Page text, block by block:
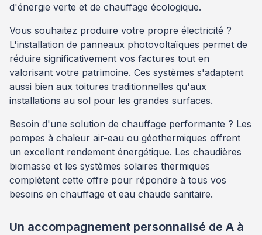
d'énergie verte et de chauffage écologique.
Vous souhaitez produire votre propre électricité ?
L'installation de panneaux photovoltaïques permet de
réduire significativement vos factures tout en
valorisant votre patrimoine. Ces systèmes s'adaptent
aussi bien aux toitures traditionnelles qu'aux
installations au sol pour les grandes surfaces.
Besoin d'une solution de chauffage performante ? Les
pompes à chaleur air-eau ou géothermiques offrent
un excellent rendement énergétique. Les chaudières
biomasse et les systèmes solaires thermiques
complètent cette offre pour répondre à tous vos
besoins en chauffage et eau chaude sanitaire.
Un accompagnement personnalisé de A à